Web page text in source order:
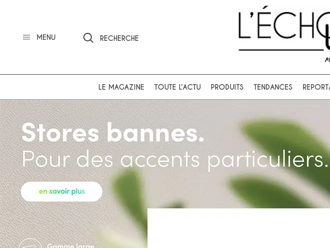
MENU RECHERCHE Ok
LE MAGAZINE TOUTE L’ACTU PRODUITS TENDANCES